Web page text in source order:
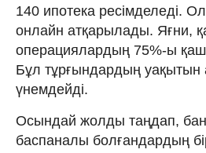
140 ипотека ресімделеді.
онлайн атқарылады. Яғни,
операциялардың 75%-ы
Бұл тұрғындардың уақытын
үнемдейді.
Осындай жолды таңдап,
баспаналы болғандардың